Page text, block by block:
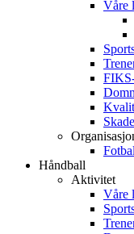
Våre
Håndball
Aktivitet
Våre